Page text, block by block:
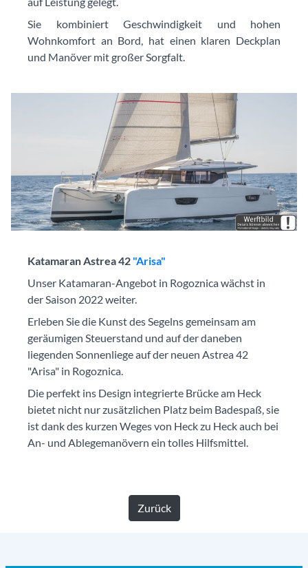
Sie kombiniert Geschwindigkeit und hohen
Wohnkomfort an Bord, hat einen klaren Deckplan
und Manöver mit großer Sorgfalt.
Katamaran Astrea 42 "Arisa"
Unser Katamaran-Angebot in Rogoznica wächst in
der Saison 2022 weiter.
Erleben Sie die Kunst des Segelns gemeinsam am
geräumigen Steuerstand und auf der daneben
liegenden Sonnenliege auf der neuen Astrea 42
"Arisa" in Rogoznica.
Die perfekt ins Design integrierte Brücke am Heck
bietet nicht nur zusätzlichen Platz beim Badespaß, sie
ist dank des kurzen Weges von Heck zu Heck auch bei
An- und Ablegemanövern ein tolles Hilfsmittel.
Zurück